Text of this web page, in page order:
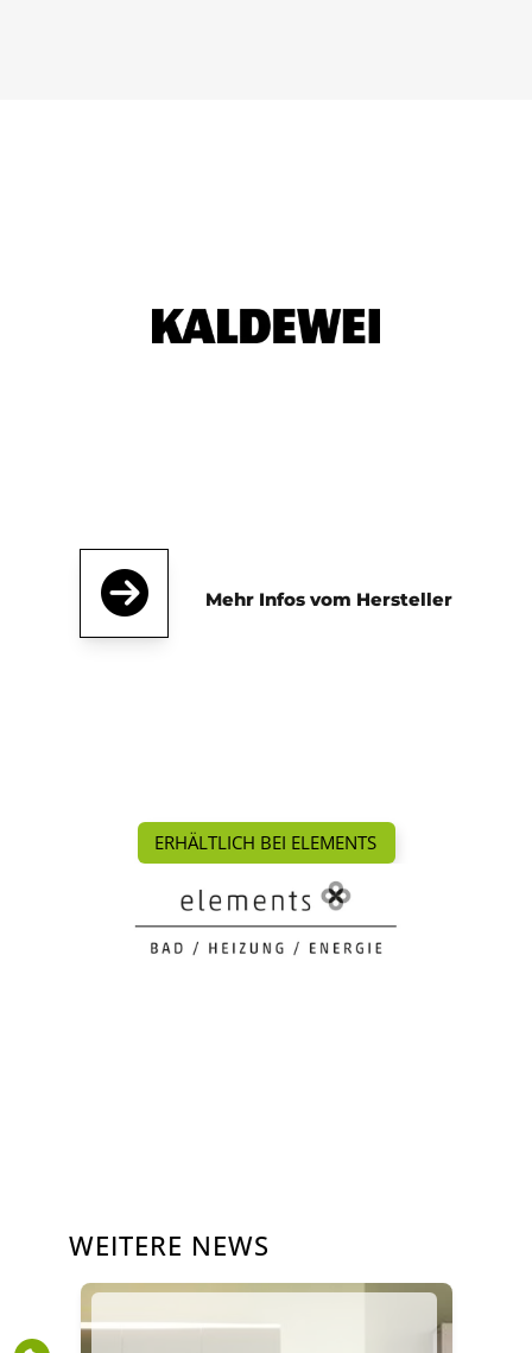
Mehr Infos vom Hersteller
ERHÄLTLICH BEI ELEMENTS
WEITERE NEWS